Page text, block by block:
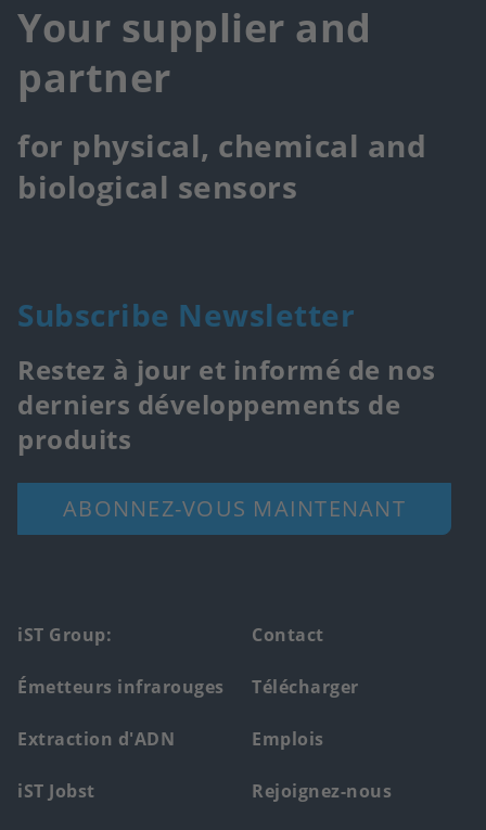
Your supplier and
partner
for physical, chemical and
biological sensors
Subscribe Newsletter
Restez à jour et informé de nos
derniers développements de
produits
ABONNEZ-VOUS MAINTENANT
Footer
main
menu
iST Group:
Émetteurs infrarouges
Extraction d'ADN
iST Jobst
Contact
Télécharger
Emplois
Rejoignez-nous